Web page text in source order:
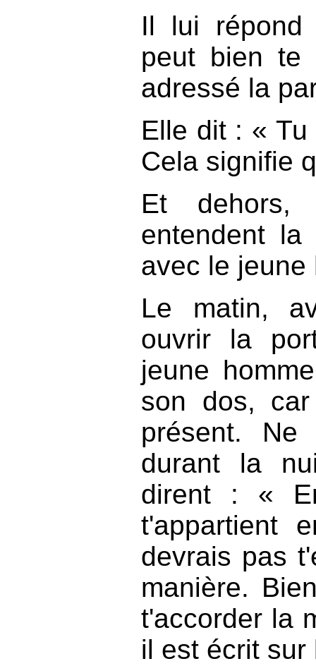
Il lui
peut bien
adressé la
Elle dit : «
Cela signifie
Et dehors,
entendent
avec le jeune
Le matin,
ouvrir la
jeune
son dos,
présent.
durant la
dirent : «
t'appartient
devrais pas
manière.
t'accorder la
il est écrit sur